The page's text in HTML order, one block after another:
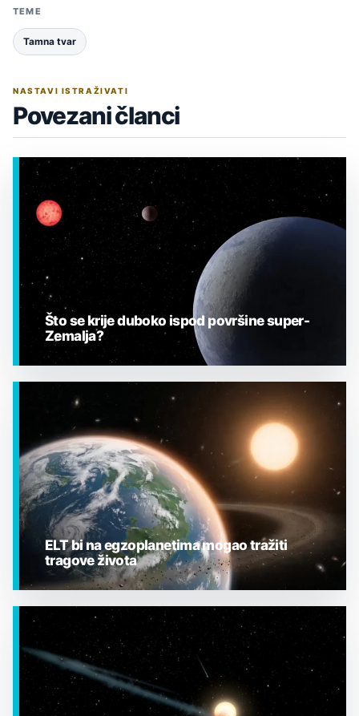
TEME
Tamna tvar
NASTAVI ISTRAŽIVATI
Povezani članci
EGZOPLANETI
Što se krije duboko ispod površine super-
Zemalja?
EGZOPLANETI
ELT bi na egzoplanetima mogao tražiti
tragove života